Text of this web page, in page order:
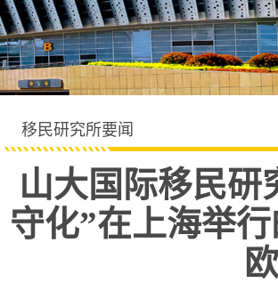
移民研究所要闻
山大国际移民研
守化”在上海举